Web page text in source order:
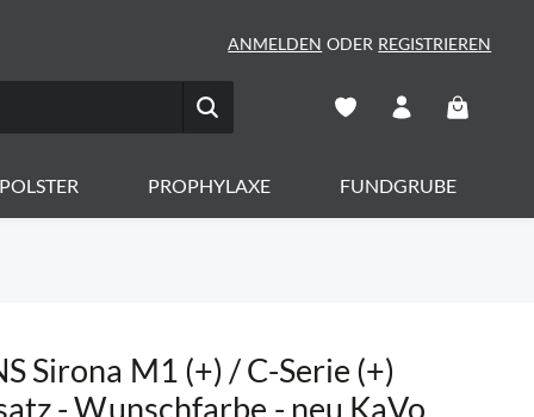
ANMELDEN ODER REGISTRIEREN
POLSTER PROPHYLAXE FUNDGRUBE
Sirona M1 (+) / C-Serie (+)
- Wunschfarbe - neu KaVo